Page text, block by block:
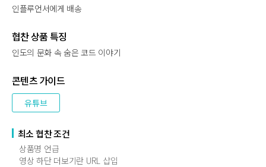
인플루언서에게 배송
협찬 상품 특징
인도의 문화 속 숨은 코드 이야기
콘텐츠 가이드
유튜브
최소 협찬 조건
상품명 언급
영상 하단 더보기란 URL 삽입